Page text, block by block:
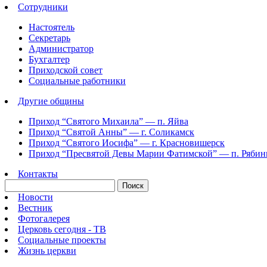
Сотрудники
Настоятель
Секретарь
Администратор
Бухгалтер
Приходской совет
Социальные работники
Другие общины
Приход “Святого Михаила” — п. Яйва
Приход “Святой Анны” — г. Соликамск
Приход “Святого Иосифа” — г. Красновишерск
Приход “Пресвятой Девы Марии Фатимской” — п.
Контакты
Новости
Вестник
Фотогалерея
Церковь сегодня - ТВ
Социальные проекты
Жизнь церкви